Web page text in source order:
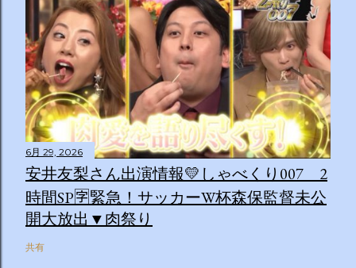
6月 29, 2026
安井友梨さん出演情報💛しゃべくり007 2
時間SP🈑緊急！サッカーW杯森保監督未公
開大放出▼肉祭り
共有